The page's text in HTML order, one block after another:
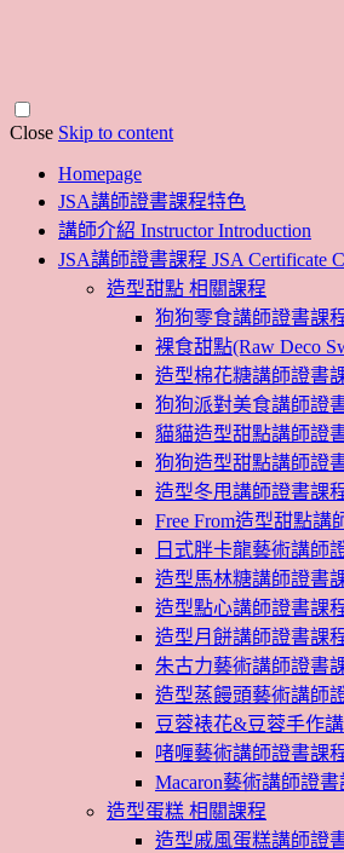
Close Skip to content
Homepage
JSA講師證書課程特色
講師介紹 Instructor Introduction
JSA講師證書課程 JSA Certificate
造型甜點 相關課程
狗狗零食講師證書課
裸食甜點(Raw Deco
造型棉花糖講師證書
狗狗派對美食講師證
貓貓造型甜點講師證
狗狗造型甜點講師證
造型冬甩講師證書課
Free From造型甜點講
日式胖卡龍藝術講師
造型馬林糖講師證書
造型點心講師證書課
造型月餅講師證書課
朱古力藝術講師證書
造型蒸饅頭藝術講師證
豆蓉裱花&豆蓉手作講
啫喱藝術講師證書課
Macaron藝術講師證書
造型蛋糕 相關課程
造型戚風蛋糕講師證